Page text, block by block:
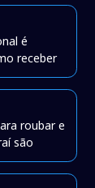
é
receber
roubar e
são